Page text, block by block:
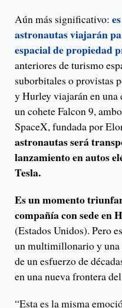
Aún más significativo:
astronautas viajarán
espacial de propiedad
anteriores de turismo
suborbitales o provistas
y Hurley viajarán en una
un cohete Falcon 9,
SpaceX, fundada por
astronautas será
lanzamiento en autos
Tesla.
Es un momento
compañía con sede en
(Estados Unidos). Pero
un multimillonario y una
de un esfuerzo de
en una nueva frontera
“Esta es la misma